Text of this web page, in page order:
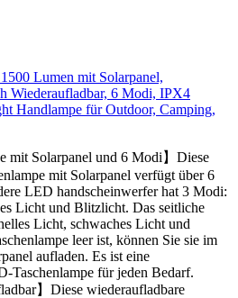
Lumen mit Solarpanel,
Wiederaufladbar, 6 Modi, IPX4
Handlampe für Outdoor, Camping,
mit Solarpanel und 6 Modi】Diese
mit Solarpanel verfügt über 6
LED handscheinwerfer hat 3 Modi:
Licht und Blitzlicht. Das seitliche
Licht, schwaches Licht und
leer ist, können Sie sie im
aufladen. Es ist eine
Taschenlampe für jeden Bedarf.
】Diese wiederaufladbare